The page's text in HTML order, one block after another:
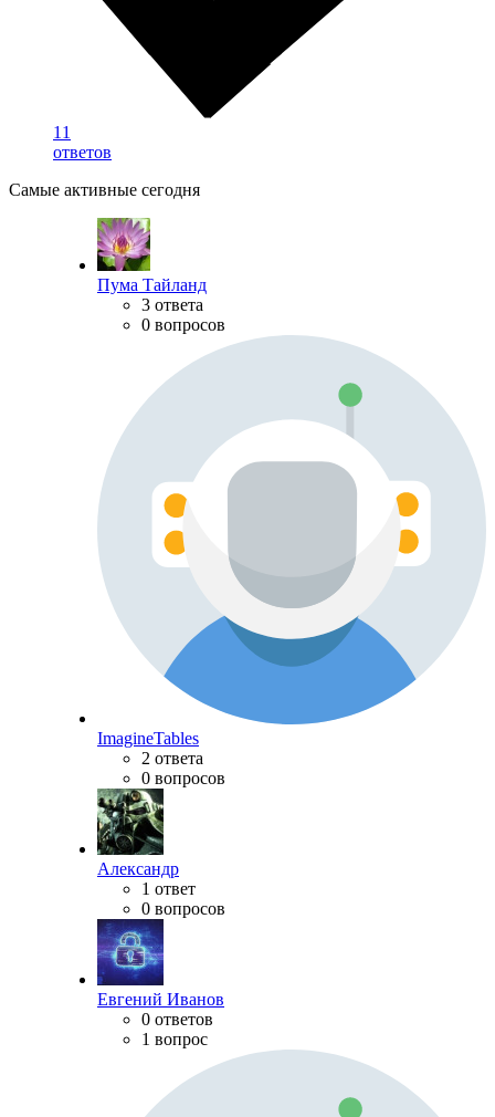
11
ответов
Самые активные сегодня
Пума Тайланд
3 ответа
0 вопросов
ImagineTables
2 ответа
0 вопросов
Александр
1 ответ
0 вопросов
Евгений Иванов
0 ответов
1 вопрос